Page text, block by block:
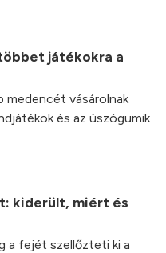
játékokra a
medencét vásárolnak
és az úszógumik
kiderült, miért és
a fejét szellőzteti ki a